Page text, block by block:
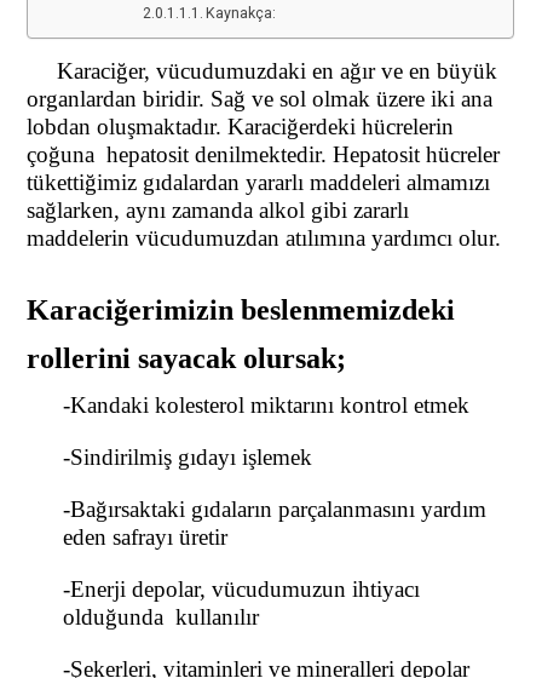
Kaynakça:
Karaciğer, vücudumuzdaki en ağır ve en büyük
organlardan biridir. Sağ ve sol olmak üzere iki ana
lobdan oluşmaktadır. Karaciğerdeki hücrelerin
çoğuna hepatosit denilmektedir. Hepatosit hücreler
tükettiğimiz gıdalardan yararlı maddeleri almamızı
sağlarken, aynı zamanda alkol gibi zararlı
maddelerin vücudumuzdan atılımına yardımcı olur.
Karaciğerimizin beslenmemizdeki
rollerini sayacak olursak;
-Kandaki kolesterol miktarını kontrol etmek
-Sindirilmiş gıdayı işlemek
-Bağırsaktaki gıdaların parçalanmasını yardım
eden safrayı üretir
-Enerji depolar, vücudumuzun ihtiyacı
olduğunda kullanılır
-Şekerleri, vitaminleri ve mineralleri depolar